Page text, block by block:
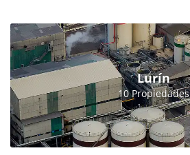
Lurín
10 Propiedades